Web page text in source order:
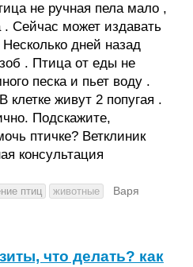
не ручная пела мало ,
. Сейчас может издавать
дней назад
. Птица от еды не
песка и пьет воду .
клетке живут 2 попугая .
Подскажите,
птичке? Ветклиник
консультация
птиц животные
Варя
что делать? как